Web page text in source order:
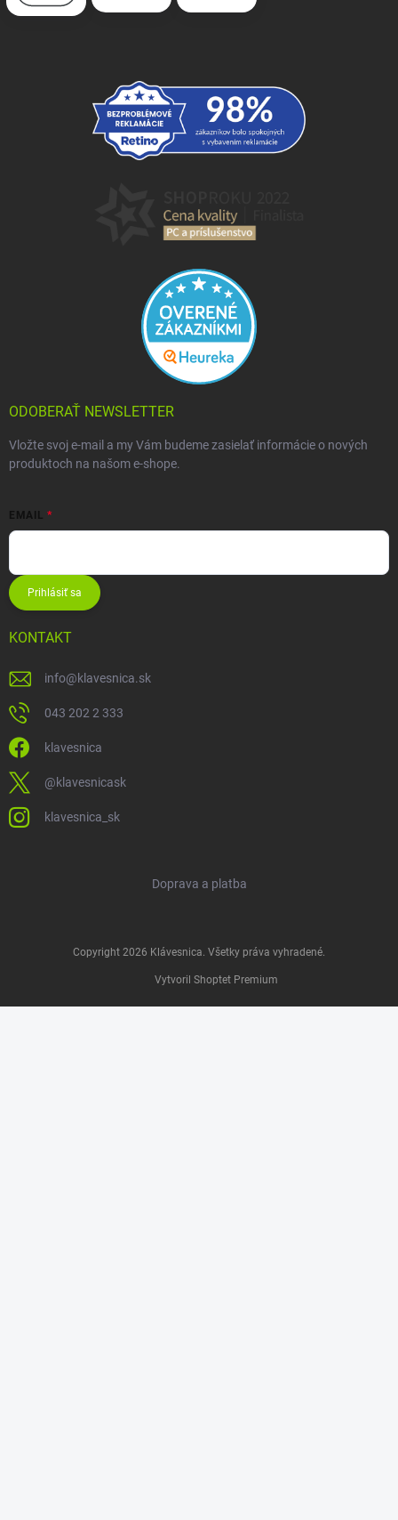
ODOBERAŤ NEWSLETTER
Vložte svoj e-mail a my Vám budeme zasielať informácie o nových
produktoch na našom e-shope.
EMAIL
Prihlásiť sa
KONTAKT
info@klavesnica.sk
043 202 2 333
klavesnica
@klavesnicask
klavesnica_sk
Doprava a platba
Vytvoril Shoptet Premium
Copyright 2026 Klávesnica. Všetky práva vyhradené.